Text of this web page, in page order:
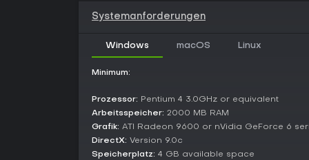
Systemanforderungen
Windows macOS Linux
Minimum:
Prozessor: Pentium 4 3.0GHz or equivalent
Arbeitsspeicher: 2000 MB RAM
Grafik: ATI Radeon 9600 or nVidia GeForce 6
DirectX: Version 9.0c
Speicherplatz: 4 GB available space